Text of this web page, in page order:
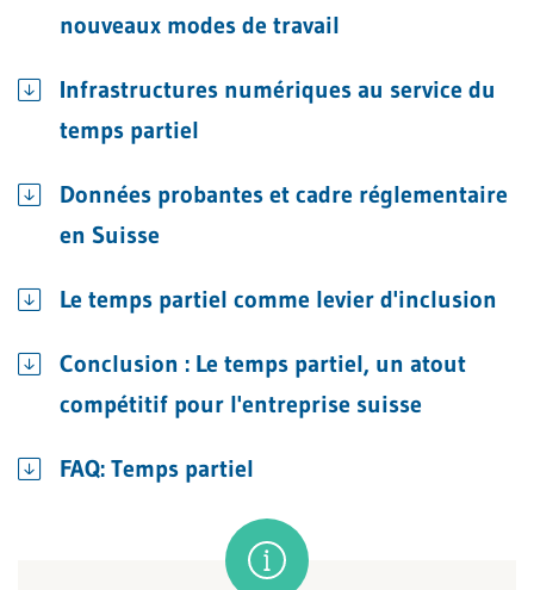
nouveaux modes de travail
Infrastructures numériques au service du
temps partiel
Données probantes et cadre réglementaire
en Suisse
Le temps partiel comme levier d'inclusion
Conclusion : Le temps partiel, un atout
compétitif pour l'entreprise suisse
FAQ: Temps partiel